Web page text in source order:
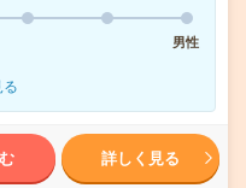
男性
詳しく見る